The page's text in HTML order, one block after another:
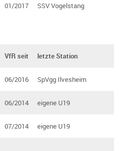
01/2017 SSV Vogelstang
06/2016 SpVgg Ilvesheim
06/2014 eigene U19
07/2014 eigene U19
VfR seit letzte Station